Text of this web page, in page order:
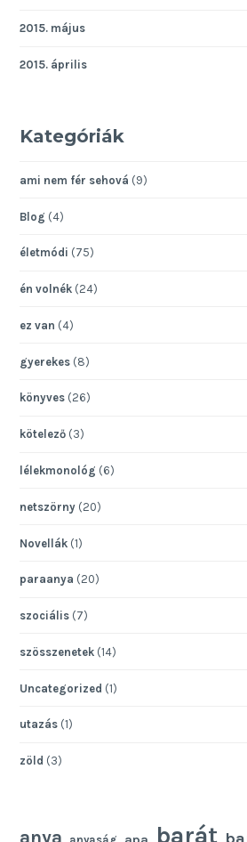
2015. május
2015. április
Kategóriák
ami nem fér sehová (9)
Blog (4)
életmódi (75)
én volnék (24)
ez van (4)
gyerekes (8)
könyves (26)
kötelező (3)
lélekmonológ (6)
netszörny (20)
Novellák (1)
paraanya (20)
szociális (7)
szösszenetek (14)
Uncategorized (1)
utazás (1)
zöld (3)
anya barát